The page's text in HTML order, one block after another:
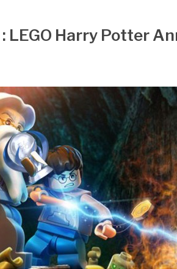
LEGO Harry Potter